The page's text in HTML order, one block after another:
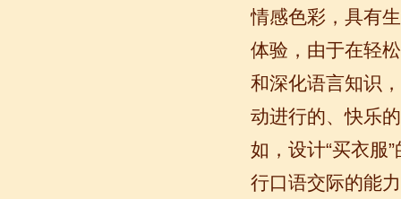
情感色彩，具有
体验，由于在轻
和深化语言知识
动进行的、快乐
如，设计“买衣服
行口语交际的能